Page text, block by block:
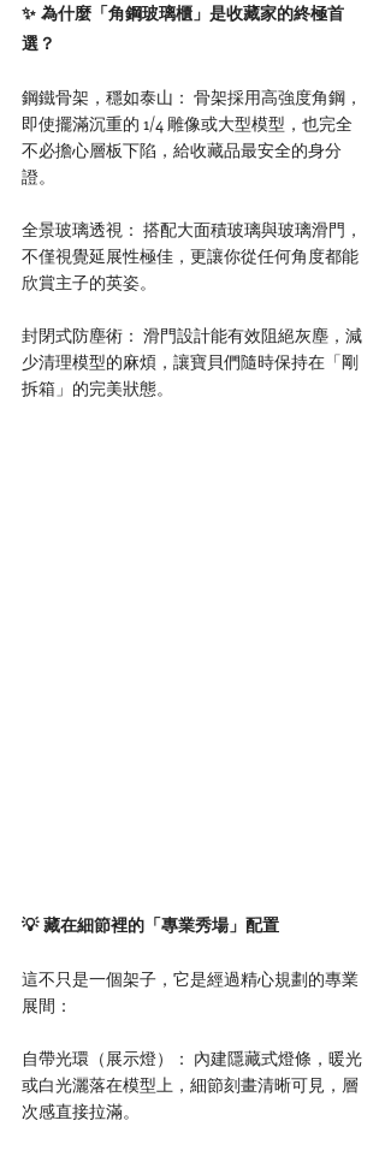
✨ 為什麼「角鋼玻璃櫃」是收藏家的終極首
選？
鋼鐵骨架，穩如泰山： 骨架採用高強度角鋼，
即使擺滿沉重的 1/4 雕像或大型模型，也完全
不必擔心層板下陷，給收藏品最安全的身分
證。
全景玻璃透視： 搭配大面積玻璃與玻璃滑門，
不僅視覺延展性極佳，更讓你從任何角度都能
欣賞主子的英姿。
封閉式防塵術： 滑門設計能有效阻絕灰塵，減
少清理模型的麻煩，讓寶貝們隨時保持在「剛
拆箱」的完美狀態。
💡 藏在細節裡的「專業秀場」配置
這不只是一個架子，它是經過精心規劃的專業
展間：
自帶光環（展示燈）： 內建隱藏式燈條，暖光
或白光灑落在模型上，細節刻畫清晰可見，層
次感直接拉滿。